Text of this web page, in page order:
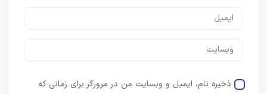
ذخیره نام، ایمیل و وبسایت من در مرورگر برای زمانی که